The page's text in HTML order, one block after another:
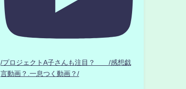
/プロジェクトA子さんも注目？ /感想戯
言動画？.一息つく動画？/